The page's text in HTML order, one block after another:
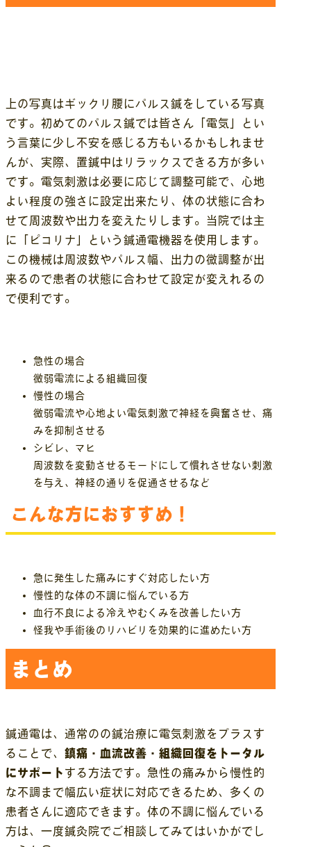
上の写真はギックリ腰にパルス鍼をしている写真
です。初めてのパルス鍼では皆さん「電気」とい
う言葉に少し不安を感じる方もいるかもしれませ
んが、実際、置鍼中はリラックスできる方が多い
です。電気刺激は必要に応じて調整可能で、心地
よい程度の強さに設定出来たり、体の状態に合わ
せて周波数や出力を変えたりします。当院では主
に「ピコリナ」という鍼通電機器を使用します。
この機械は周波数やパルス幅、出力の微調整が出
来るので患者の状態に合わせて設定が変えれるの
で便利です。
急性の場合
微弱電流による組織回復
慢性の場合
微弱電流や心地よい電気刺激で神経を興奮させ、痛
みを抑制させる
シビレ、マヒ
周波数を変動させるモードにして慣れさせない刺激
を与え、神経の通りを促通させるなど
こんな方におすすめ！
急に発生した痛みにすぐ対応したい方
慢性的な体の不調に悩んでいる方
血行不良による冷えやむくみを改善したい方
怪我や手術後のリハビリを効果的に進めたい方
まとめ
鍼通電は、通常のの鍼治療に電気刺激をプラスす
ることで、 鎮痛・血流改善・組織回復をトータル
にサポート する方法です。急性の痛みから慢性的
な不調まで幅広い症状に対応できるため、多くの
患者さんに適応できます。体の不調に悩んでいる
方は、一度鍼灸院でご相談してみてはいかがでし